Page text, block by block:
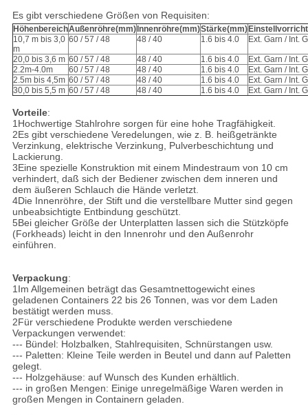
Es gibt verschiedene Größen von Requisiten:
HöhenbereichAußenröhre(mm) Innenröhre(mm)Stärke(mm)
10,7 m bis 3,0
m
60 / 57 / 48 48 / 40 1.6 bis 4.0 Ext. Garn / Int.
20,0 bis 3,6 m 60 / 57 / 48 48 / 40 1.6 bis 4.0
Ext. Garn / Int.
2.2m-4.0m
60 / 57 / 48 48 / 40 1.6 bis 4.0
Ext. Garn / Int.
2.5m bis 4,5m 60 / 57 / 48 48 / 40 1.6 bis 4.0
Ext. Garn / Int.
30,0 bis 5,5 m 60 / 57 / 48 48 / 40 1.6 bis 4.0 Ext. Garn / Int.
Vorteile:
1Hochwertige Stahlrohre sorgen für eine hohe Tragfähigkeit.
2Es gibt verschiedene Veredelungen, wie z. B. heißgetränkte
Verzinkung, elektrische Verzinkung, Pulverbeschichtung und
Lackierung.
3Eine spezielle Konstruktion mit einem Mindestraum von 10 cm
verhindert, daß sich der Bediener zwischen dem inneren und
dem äußeren Schlauch die Hände verletzt.
4Die Innenröhre, der Stift und die verstellbare Mutter sind gegen
unbeabsichtigte Entbindung geschützt.
5Bei gleicher Größe der Unterplatten lassen sich die Stützköpfe
(Forkheads) leicht in den Innenrohr und den Außenrohr
einführen.
Verpackung:
1Im Allgemeinen beträgt das Gesamtnettogewicht eines
geladenen Containers 22 bis 26 Tonnen, was vor dem Laden
bestätigt werden muss.
2Für verschiedene Produkte werden verschiedene
Verpackungen verwendet:
--- Bündel: Holzbalken, Stahlrequisiten, Schnürstangen usw.
--- Paletten: Kleine Teile werden in Beutel und dann auf Paletten
gelegt.
--- Holzgehäuse: auf Wunsch des Kunden erhältlich.
--- in großen Mengen: Einige unregelmäßige Waren werden in
großen Mengen in Containern geladen.